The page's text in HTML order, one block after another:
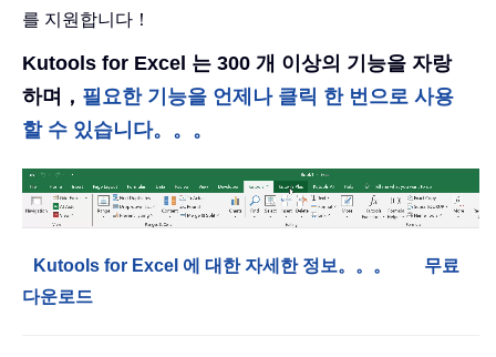
를 지원합니다！
Kutools for Excel 는 300 개 이상의 기능을 자랑
하며， 필요한 기능을 언제나 클릭 한 번으로 사용
할 수 있습니다。。。
Kutools for Excel 에 대한 자세한 정보。。。
무료
다운로드